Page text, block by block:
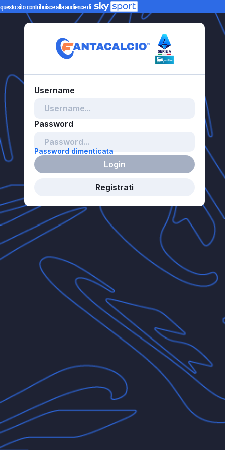
Password dimenticata
Login
Registrati